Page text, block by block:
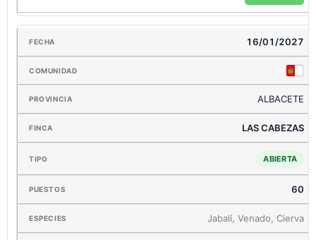
16/01/2027
ALBACETE
LAS CABEZAS
ABIERTA
60
Jabalí, Venado, Cierva